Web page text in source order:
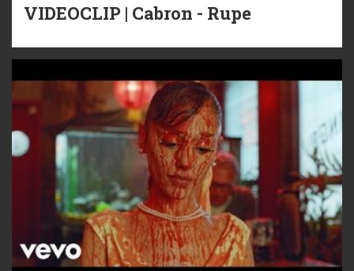
VIDEOCLIP | Cabron - Rupe